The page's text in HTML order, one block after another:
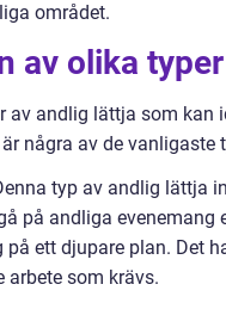
området.
av olika
av andlig lättja som kan
några av de vanligaste
typ av andlig lättja
på andliga evenemang
på ett djupare plan. Det
arbete som krävs.